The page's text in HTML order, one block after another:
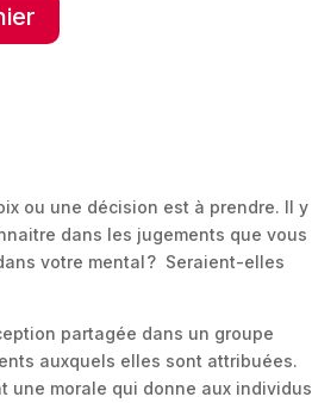
i
v
e
ou une décision est à prendre. Il y
dans les jugements que vous
votre mental ? Seraient-elles
partagée dans un groupe
auxquels elles sont attribuées.
une morale qui donne aux individus